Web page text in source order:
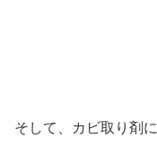
そして、カビ取り剤